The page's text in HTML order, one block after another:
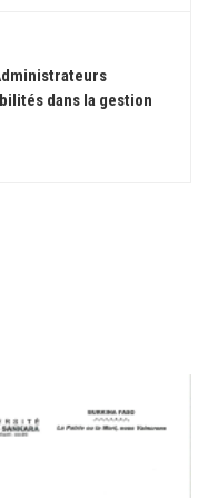
dans la gestion